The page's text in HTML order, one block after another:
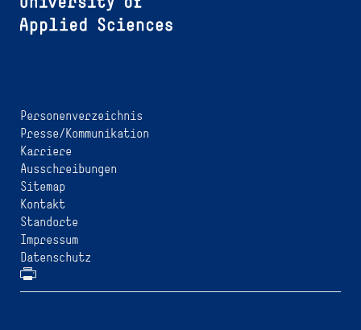
Personenverzeichnis
Presse/Kommunikation
Karriere
Ausschreibungen
Sitemap
Kontakt
Standorte
Impressum
Datenschutz